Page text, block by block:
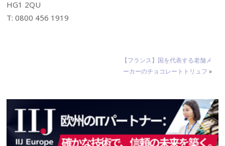
HG1 2QU
T: 0800 456 1919
【フランス】国を代表する老舗メ
ーカーのチョコレートトリュフ »